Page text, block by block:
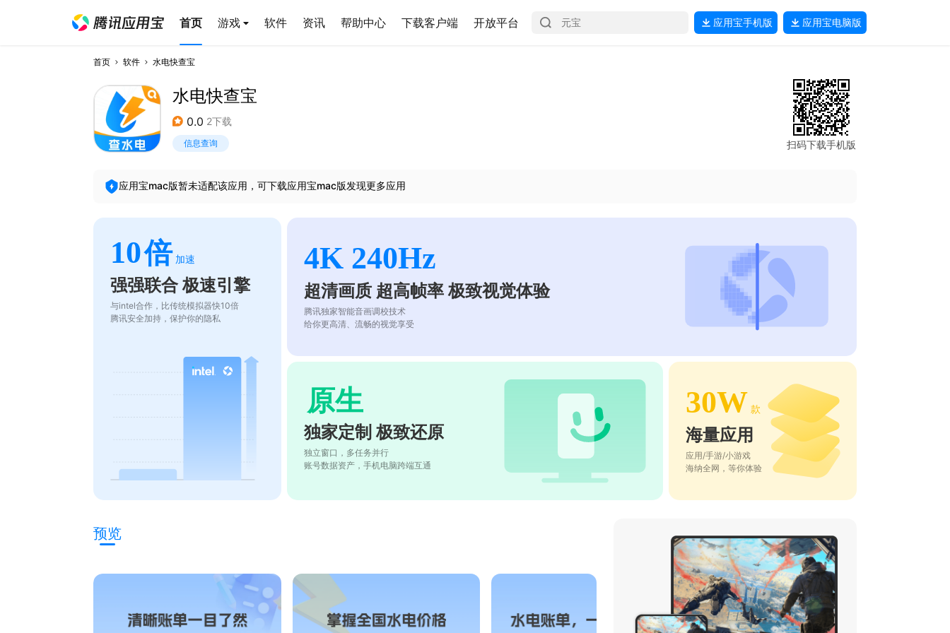
首页 游戏 软件 资讯 帮助中心 下载客户端 开放平台 应用宝手机版 应用宝电脑版
首页 软件 水电快查宝
水电快查宝
0.0 2下载
信息查询 扫码下载手机版
应用宝mac版暂未适配该应用，可下载应用宝mac版发现更多应用
10倍 加速
强强联合 极速引擎
与intel合作，比传统模拟器快10倍
腾讯安全加持，保护你的隐私
4K 240Hz
超清画质 超高帧率 极致视觉体验
腾讯独家智能音画调校技术
给你更高清、流畅的视觉享受
原生
独家定制 极致还原
独立窗口，多任务并行
账号数据资产，手机电脑跨端互通
30W 款
海量应用
应用/手游/小游戏
海纳全网，等你体验
预览